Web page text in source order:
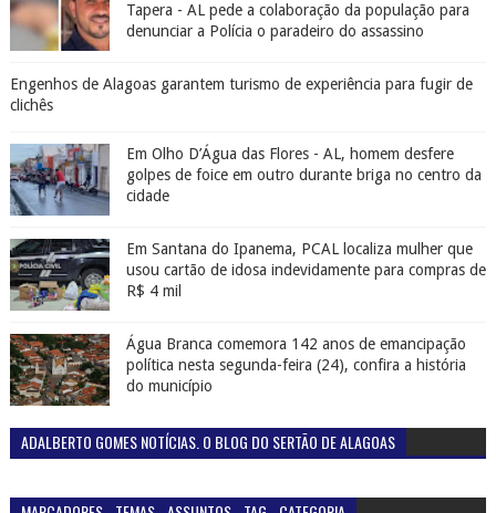
Tapera - AL pede a colaboração da população para
denunciar a Polícia o paradeiro do assassino
Engenhos de Alagoas garantem turismo de experiência para fugir de
clichês
Em Olho D’Água das Flores - AL, homem desfere
golpes de foice em outro durante briga no centro da
cidade
Em Santana do Ipanema, PCAL localiza mulher que
usou cartão de idosa indevidamente para compras de
R$ 4 mil
Água Branca comemora 142 anos de emancipação
política nesta segunda-feira (24), confira a história
do município
ADALBERTO GOMES NOTÍCIAS. O BLOG DO SERTÃO DE ALAGOAS